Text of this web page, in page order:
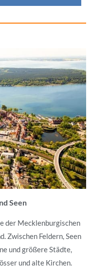
Seen
der Mecklenburgischen
Zwischen Feldern, Seen
und größere Städte,
und alte Kirchen.